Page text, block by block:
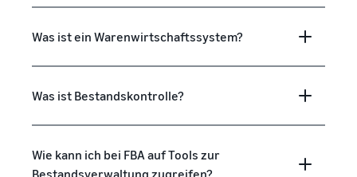
Was ist ein Warenwirtschaftssystem?
Was ist Bestandskontrolle?
Wie kann ich bei FBA auf Tools zur
Bestandsverwaltung zugreifen?